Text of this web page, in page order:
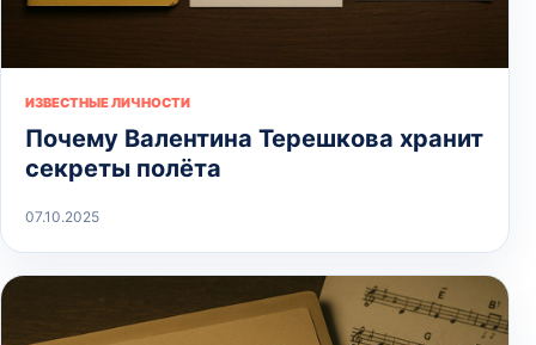
ИЗВЕСТНЫЕ ЛИЧНОСТИ
Почему Валентина Терешкова хранит
секреты полёта
07.10.2025